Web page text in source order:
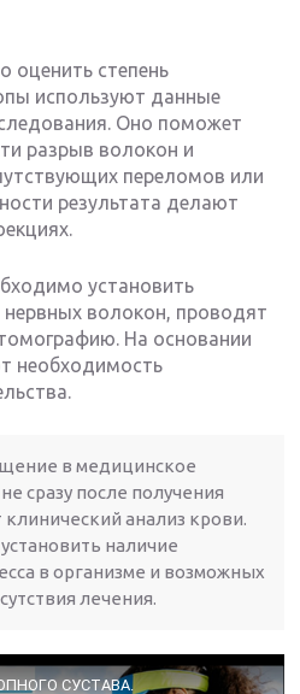
оценить степень
используют данные
Оно поможет
разрыв волокон и
переломов или
результата делают
установить
нервных волокон, проводят
На основании
необходимость
в медицинское
сразу после получения
анализ крови.
наличие
в организме и возможных
лечения.
СУСТАВА.